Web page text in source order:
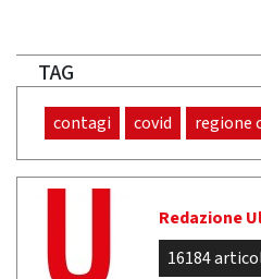
TAG
contagi covid regione
Redazione
16184